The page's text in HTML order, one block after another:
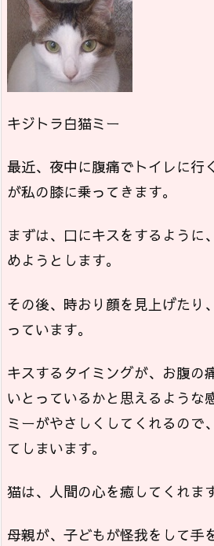
キジトラ白猫ミー
最近、夜中に腹痛でトイレに行
が私の膝に乗ってきます。
まずは、口にキスをするように
めようとします。
その後、時おり顔を見上げたり
っています。
キスするタイミングが、お腹の
いとっているかと思えるような
ミーがやさしくしてくれるので
てしまいます。
猫は、人間の心を癒してくれます
母親が、子どもが怪我をして手